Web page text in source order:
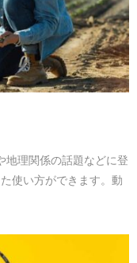
地理関係の話題などに登
使い方ができます。動